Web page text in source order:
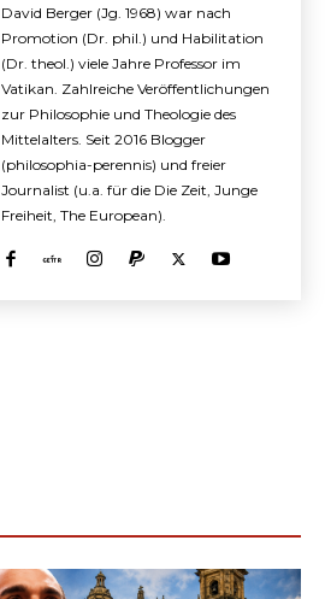
David Berger (Jg. 1968) war nach
Promotion (Dr. phil.) und Habilitation
(Dr. theol.) viele Jahre Professor im
Vatikan. Zahlreiche Veröffentlichungen
zur Philosophie und Theologie des
Mittelalters. Seit 2016 Blogger
(philosophia-perennis) und freier
Journalist (u.a. für die Die Zeit, Junge
Freiheit, The European).